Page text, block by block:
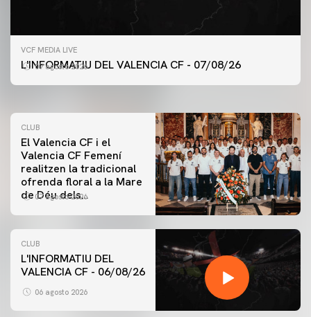
VCF MEDIA LIVE
L'INFORMATIU DEL VALENCIA CF - 07/08/26
07 agosto 2026
PRIMER EQUIP
ENTRENAMENT DEL VALENCIA CF 7/8/2026
CLUB
El Valencia CF i el
Valencia CF Femení
realitzen la tradicional
ofrenda floral a la Mare
de Déu dels
07 agosto 2026
CLUB
L'INFORMATIU DEL
VALENCIA CF - 06/08/26
06 agosto 2026
PRIMER EQUIP
ENTRENAMENT DEL VALENCIA CF 6/8/2026